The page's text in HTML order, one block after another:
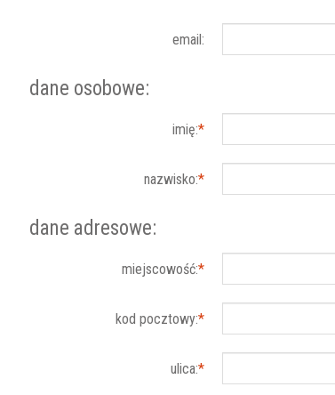
email:
dane osobowe:
imię:*
nazwisko:*
dane adresowe:
miejscowość:*
kod pocztowy:*
ulica:*